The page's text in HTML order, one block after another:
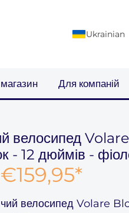
Ukrainian
Для компаній
велосипед
- 12 дюймів -
€159,95*
велосипед Volare